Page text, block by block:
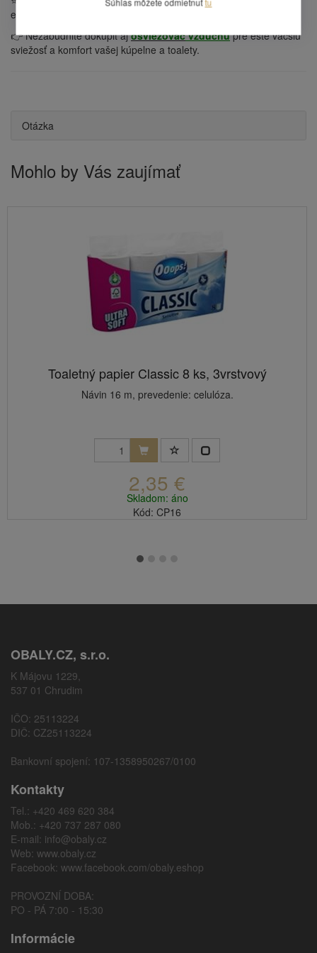
ekologická voľba pre každodennú prevádzku.
👉 Nezabudnite dokúpiť ajosviežovačvzduchupre ešte väčšiu
sviežosť a komfort vašej kúpelne a toalety.
Otázka
Mohlo by Vás zaujímať
Toaletný papier Classic 8 ks, 3vrstvový
Návin 16 m, prevedenie: celulóza.
2,35 €
Skladom: áno
Kód: CP16
OBALY.CZ, s.r.o.
K Májovu 1229,
537 01 Chrudim
IČO: 25113224
DIČ: CZ25113224
Bankovní spojení: 107-1358950267/0100
Kontakty
Tel.: +420 469 620 384
Mob.: +420 737 287 080
E-mail: info@obaly.cz
Web: www.obaly.cz
Facebook: www.facebook.com/obaly.eshop
PROVOZNÍ DOBA:
PO - PÁ 7:00 - 15:30
Informácie